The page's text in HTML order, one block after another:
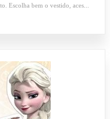
Escolha bem o vestido, aces...